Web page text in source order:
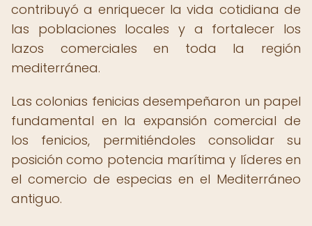
contribuyó a enriquecer la vida cotidiana de
las poblaciones locales y a fortalecer los
lazos comerciales en toda la región
mediterránea.
Las colonias fenicias desempeñaron un papel
fundamental en la expansión comercial de
los fenicios, permitiéndoles consolidar su
posición como potencia marítima y líderes en
el comercio de especias en el Mediterráneo
antiguo.